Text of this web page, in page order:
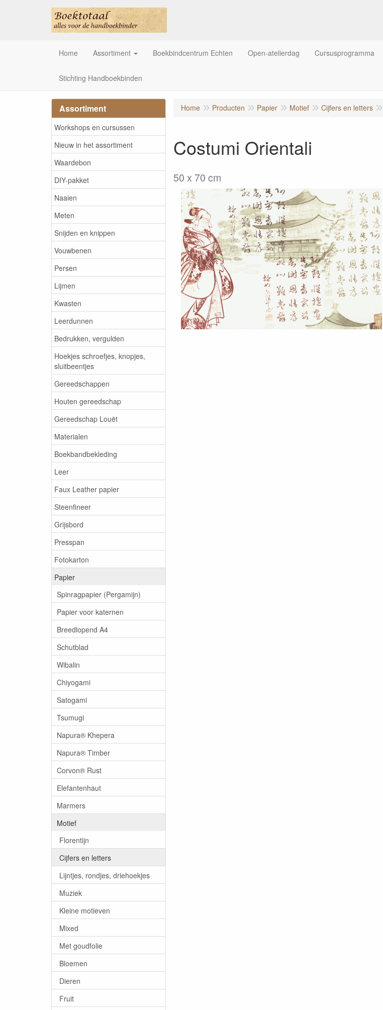
Home Assortiment Boekbindcentrum Echten Open-atelierdag Cursusprogramma
Stichting Handboekbinden
Assortiment
Workshops en cursussen
Nieuw in het assortiment
Waardebon
DIY-pakket
Naaien
Meten
Snijden en knippen
Vouwbenen
Persen
Lijmen
Kwasten
Leerdunnen
Bedrukken, vergulden
Hoekjes schroefjes, knopjes,
sluitbeentjes
Gereedschappen
Houten gereedschap
Gereedschap Louët
Materialen
Boekbandbekleding
Leer
Faux Leather papier
Steenfineer
Grijsbord
Presspan
Fotokarton
Papier
Spinragpapier (Pergamijn)
Papier voor katernen
Breedlopend A4
Schutblad
Wibalin
Chiyogami
Satogami
Tsumugi
Napura® Khepera
Napura® Timber
Corvon® Rust
Elefantenhaut
Marmers
Motief
Florentijn
Cijfers en letters
Lijntjes, rondjes, driehoekjes
Muziek
Kleine motieven
Mixed
Met goudfolie
Bloemen
Dieren
Fruit
Home Producten Papier Motief Cijfers en letters
Costumi Orientali
50 x 70 cm